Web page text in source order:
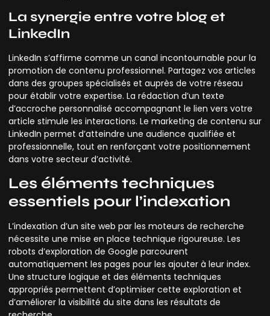
La synergie entre votre blog et
LinkedIn
LinkedIn s’affirme comme un canal incontournable pour la
promotion de contenu professionnel. Partagez vos articles
dans des groupes spécialisés et auprès de votre réseau
pour établir votre expertise. La rédaction d’un texte
d’accroche personnalisé accompagnant le lien vers votre
article stimule les interactions. Le marketing de contenu sur
LinkedIn permet d’atteindre une audience qualifiée et
professionnelle, tout en renforçant votre positionnement
dans votre secteur d’activité.
Les éléments techniques
essentiels pour l’indexation
L’indexation d’un site web par les moteurs de recherche
nécessite une mise en place technique rigoureuse. Les
robots d’exploration de Google parcourent
automatiquement les pages pour les ajouter à leur index.
Une structure logique et des éléments techniques
appropriés permettent d’optimiser cette exploration et
d’améliorer la visibilité du site dans les résultats de